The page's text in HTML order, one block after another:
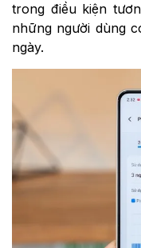
trong điều kiện
những người dùng
ngày.